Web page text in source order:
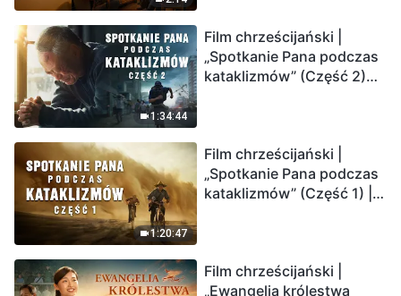
1:34:44
Film chrześcijański |
„Spotkanie Pana podczas
kataklizmów” (Część 2)
Ludzkość weszła w
odliczanie. Czy znalazłeś
już drogę ocalenia?
1:20:47
Film chrześcijański |
„Spotkanie Pana podczas
kataklizmów” (Część 1) |
Film chrześcijański |
„Ewangelia królestwa